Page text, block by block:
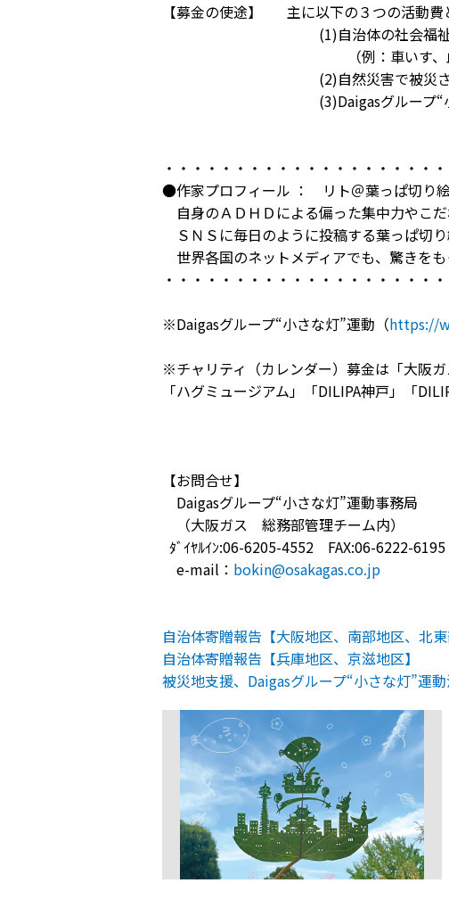
【募金の使途】 主に以下の３つの活動費
(1)自治体の社会福祉・教育関係
（例：車いす、血圧計、絵本
(2)自然災害で被災された地域
(3)Daigasグループ“小さな灯
・・・・・・・・・・・・・・・・・・・
●作家プロフィール ： リト＠葉っぱ切
自身のＡＤＨＤによる偏った集中力やこ
ＳＮＳに毎日のように投稿する葉っぱ切
世界各国のネットメディアでも、驚きを
・・・・・・・・・・・・・・・・・・・
※Daigasグループ“小さな灯”運動（https://
※チャリティ（カレンダー）募金は「大阪
「ハグミュージアム」「DILIPA神戸」「
【お問合せ】
Daigasグループ“小さな灯”運動事務局
（大阪ガス 総務部管理チーム内）
ﾀﾞｲﾔﾙｲﾝ:06-6205-4552 FAX:06-6222-6195
e-mail： bokin@osakagas.co.jp
自治体寄贈報告【大阪地区、南部地区、北東
自治体寄贈報告【兵庫地区、京滋地区】
被災地支援、Daigasグループ“小さな灯”運